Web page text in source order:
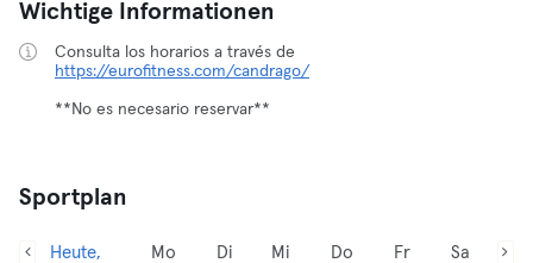
Wichtige Informationen
Consulta los horarios a través de
https://eurofitness.com/candrago/
**No es necesario reservar**
Sportplan
Heute,
Mo
Di
Mi
Do
Fr
Sa